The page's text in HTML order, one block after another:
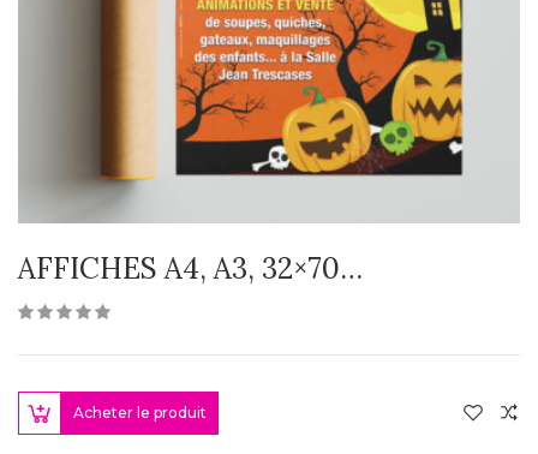
AFFICHES A4, A3, 32×70…
Acheter le produit